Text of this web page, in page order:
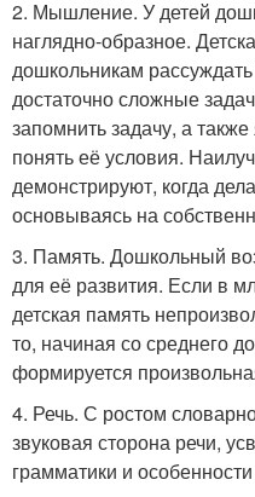
2. Мышление. У детей
наглядно-образное.
дошкольникам
достаточно сложные
запомнить задачу, а
понять её условия.
демонстрируют, когда
основываясь на
3. Память. Дошкольный
для её развития. Если в
детская память
то, начиная со среднего
формируется
4. Речь. С ростом
звуковая сторона речи,
грамматики и